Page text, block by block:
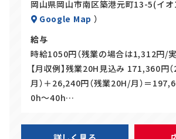
岡山県岡山市南区築港元町13-5(イオ
Google Map ）
給与
時給1050円（残業の場合は1,312円/
【月収例】残業20H見込み 171,360円
月）＋26,240円（残業20H/月）＝
0h～40h…